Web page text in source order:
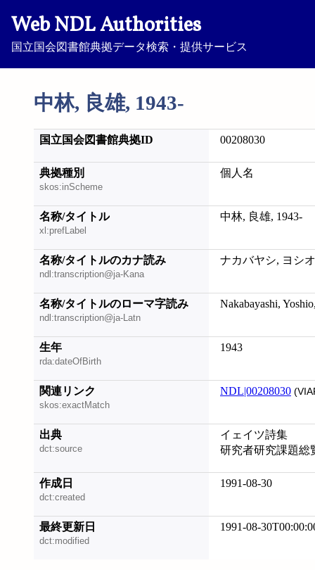
Web NDL Authorities
国立国会図書館典拠データ検索・提供サービス
中林, 良雄, 1943-
国立国会図書館典拠ID 00208030
典拠種別
skos:inScheme
個人名
名称/タイトル
xl:prefLabel
中林, 良雄, 1943-
名称/タイトルのカナ読み
ndl:transcription@ja-Kana
ナカバヤシ, ヨシ
名称/タイトルのローマ字読み
ndl:transcription@ja-Latn
Nakabayashi,
生年
rda:dateOfBirth
1943
関連リンク
skos:exactMatch
NDL|00208030
出典
dct:source
イェイツ詩集
研究者研究課題総
作成日
dct:created
1991-08-30
最終更新日
dct:modified
1991-08-